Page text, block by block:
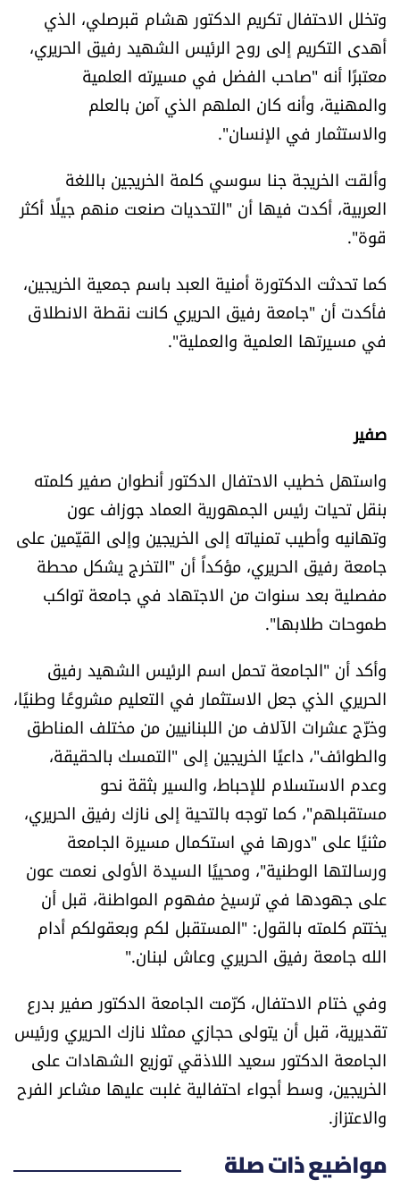
وتخلل الاحتفال تكريم الدكتور هشام قبرصلي، الذي
أهدى التكريم إلى روح الرئيس الشهيد رفيق الحريري،
معتبرًا أنه "صاحب الفضل في مسيرته العلمية
والمهنية، وأنه كان الملهم الذي آمن بالعلم
والاستثمار في الإنسان".
وألقت الخريجة جنا سوسي كلمة الخريجين باللغة
العربية، أكدت فيها أن "التحديات صنعت منهم جيلًا أكثر
قوة".
كما تحدثت الدكتورة أمنية العبد باسم جمعية الخريجين،
فأكدت أن "جامعة رفيق الحريري كانت نقطة الانطلاق
في مسيرتها العلمية والعملية".
صفير
واستهل خطيب الاحتفال الدكتور أنطوان صفير كلمته
بنقل تحيات رئيس الجمهورية العماد جوزاف عون
وتهانيه وأطيب تمنياته إلى الخريجين وإلى القيّمين على
جامعة رفيق الحريري، مؤكداً أن "التخرج يشكل محطة
مفصلية بعد سنوات من الاجتهاد في جامعة تواكب
طموحات طلابها".
وأكد أن "الجامعة تحمل اسم الرئيس الشهيد رفيق
الحريري الذي جعل الاستثمار في التعليم مشروعًا وطنيًا،
وخرّج عشرات الآلاف من اللبنانيين من مختلف المناطق
والطوائف"، داعيًا الخريجين إلى "التمسك بالحقيقة،
وعدم الاستسلام للإحباط، والسير بثقة نحو
مستقبلهم"، كما توجه بالتحية إلى نازك رفيق الحريري،
مثنيًا على "دورها في استكمال مسيرة الجامعة
ورسالتها الوطنية"، ومحييًا السيدة الأولى نعمت عون
على جهودها في ترسيخ مفهوم المواطنة، قبل أن
يختتم كلمته بالقول: "المستقبل لكم وبعقولكم أدام
الله جامعة رفيق الحريري وعاش لبنان."
وفي ختام الاحتفال، كرّمت الجامعة الدكتور صفير بدرع
تقديرية، قبل أن يتولى حجازي ممثلا نازك الحريري ورئيس
الجامعة الدكتور سعيد اللاذقي توزيع الشهادات على
الخريجين، وسط أجواء احتفالية غلبت عليها مشاعر الفرح
والاعتزاز.
مواضيع ذات صلة